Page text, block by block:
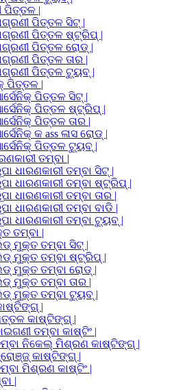
ପିତ୍ତଳ |
ପିତ୍ତଳ ସିଟ୍ |
ପିତ୍ତଳ ଷ୍ଟ୍ରିପ୍ |
ପିତ୍ତଳ ରୋଡ୍ |
ପିତ୍ତଳ ତାର |
ପିତ୍ତଳ ଟ୍ୟୁବ୍ |
ପିତ୍ତଳ |
ପିତ୍ତଳ ସିଟ୍ |
ପିତ୍ତଳ ଷ୍ଟ୍ରିପ୍ |
ପିତ୍ତଳ ତାର |
କ ass ଳାସ ରୋଡ୍ |
ପିତ୍ତଳ ଟ୍ୟୁବ୍ |
ତମ୍ବା |
ଧାରଣକାରୀ ତମ୍ବା ସିଟ୍ |
ଧାରଣକାରୀ ତମ୍ବା ଷ୍ଟ୍ରିପ୍ |
ଧାରଣକାରୀ ତମ୍ବା ତାର |
ଧାରଣକାରୀ ତମ୍ବା ବାଡି |
ଧାରଣକାରୀ ତମ୍ବା ଟ୍ୟୁବ୍ |
ତମ୍ବା |
ମୁକ୍ତ ତମ୍ବା ସିଟ୍ |
ମୁକ୍ତ ତମ୍ବା ଷ୍ଟ୍ରିପ୍ |
ମୁକ୍ତ ତମ୍ବା ରୋଡ୍ |
ମୁକ୍ତ ତମ୍ବା ତାର |
ମୁକ୍ତ ତମ୍ବା ଟ୍ୟୁବ୍ |
|
କାଷ୍ଟିଙ୍ଗ୍ |
ତମ୍ବା କାଷ୍ଟିଂ |
ନିକେଲ୍ ମିଶ୍ରଣ କାଷ୍ଟିଙ୍ଗ୍ |
କାଷ୍ଟିଙ୍ଗ୍ |
ମିଶ୍ରଣ କାଷ୍ଟିଂ |
|